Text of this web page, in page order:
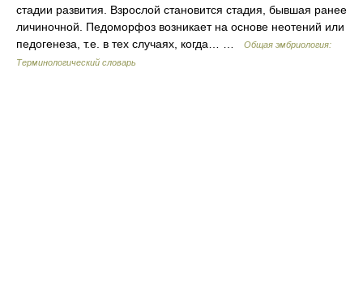
стадии развития. Взрослой становится стадия, бывшая ранее
личиночной. Педоморфоз возникает на основе неотений или
педогенеза, т.е. в тех случаях, когда… …
Общая эмбриология:
Терминологический словарь